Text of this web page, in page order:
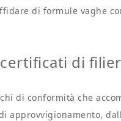
di formule vaghe
di
di conformità che
approvvigionamento,